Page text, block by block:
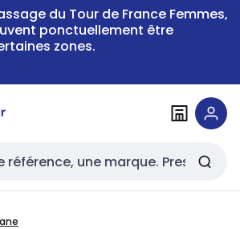
du Tour de France Femmes,
ponctuellement être
zones.